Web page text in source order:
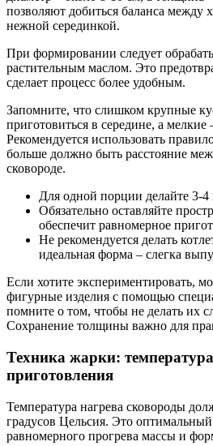
позволяют добиться баланса между
нежной серединкой.
При формировании следует
растительным маслом. Это
сделает процесс более удобным.
Запомните, что слишком крупные
приготовиться в середине, а мелкие
Рекомендуется использовать
больше должно быть расстояние
сковороде.
Для одной порции делайте 3-4
Обязательно оставляйте
обеспечит равномерное
Не рекомендуется делать
идеальная форма – слегка
Если хотите экспериментировать,
фигурные изделия с помощью
помните о том, чтобы не делать их
Сохранение толщины важно для
Техника жарки:
приготовления
Температура нагрева сковороды
градусов Цельсия. Это
равномерного прогрева массы и